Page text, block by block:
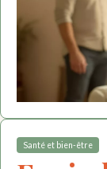
Santé et bien-être